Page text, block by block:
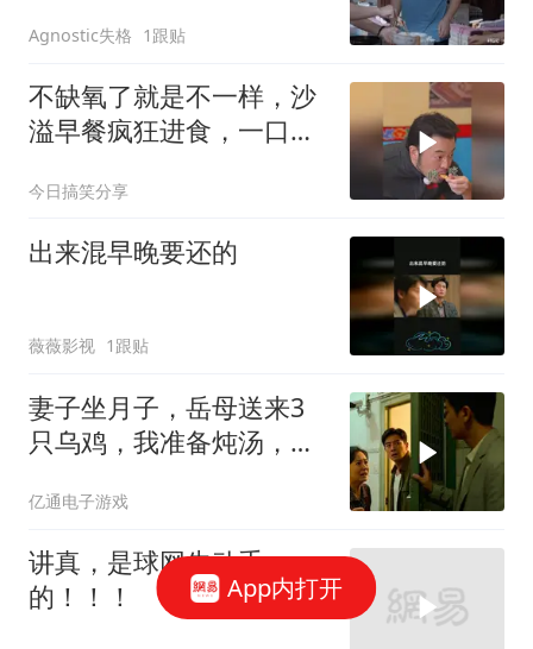
Agnostic失格 1跟贴
不缺氧了就是不一样，沙
溢早餐疯狂进食，一口接
今日搞笑分享
出来混早晚要还的
薇薇影视 1跟贴
妻子坐月子，岳母送来3
只乌鸡，我准备炖汤，妻
亿通电子游戏
讲真，是球网先动手
的！！！
App内打开